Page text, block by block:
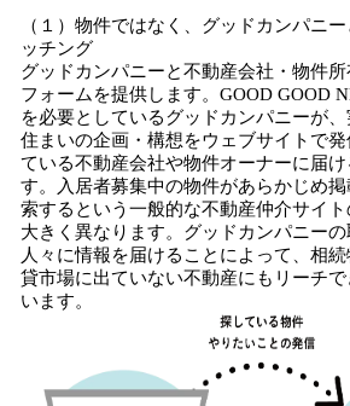
（１）物件ではなく、グッドカンパニ
ッチング
グッドカンパニーと不動産会社・物件
フォームを提供します。GOOD GOOD
を必要としているグッドカンパニーが
住まいの企画・構想をウェブサイトで
ている不動産会社や物件オーナーに届
す。入居者募集中の物件があらかじめ
索するという一般的な不動産仲介サイ
大きく異なります。グッドカンパニー
人々に情報を届けることによって、相
貸市場に出ていない不動産にもリーチ
います。